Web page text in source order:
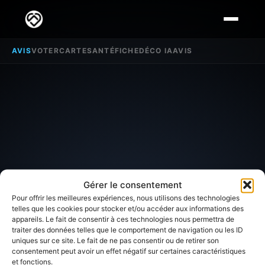
Gérer le consentement
Pour offrir les meilleures expériences, nous utilisons des technologies
telles que les cookies pour stocker et/ou accéder aux informations des
appareils. Le fait de consentir à ces technologies nous permettra de
traiter des données telles que le comportement de navigation ou les ID
uniques sur ce site. Le fait de ne pas consentir ou de retirer son
consentement peut avoir un effet négatif sur certaines caractéristiques
et fonctions.
AVISVOTERCARTESANTÉFICHEDÉCO IAAVIS
SECTEUR D'INTÉRÊT